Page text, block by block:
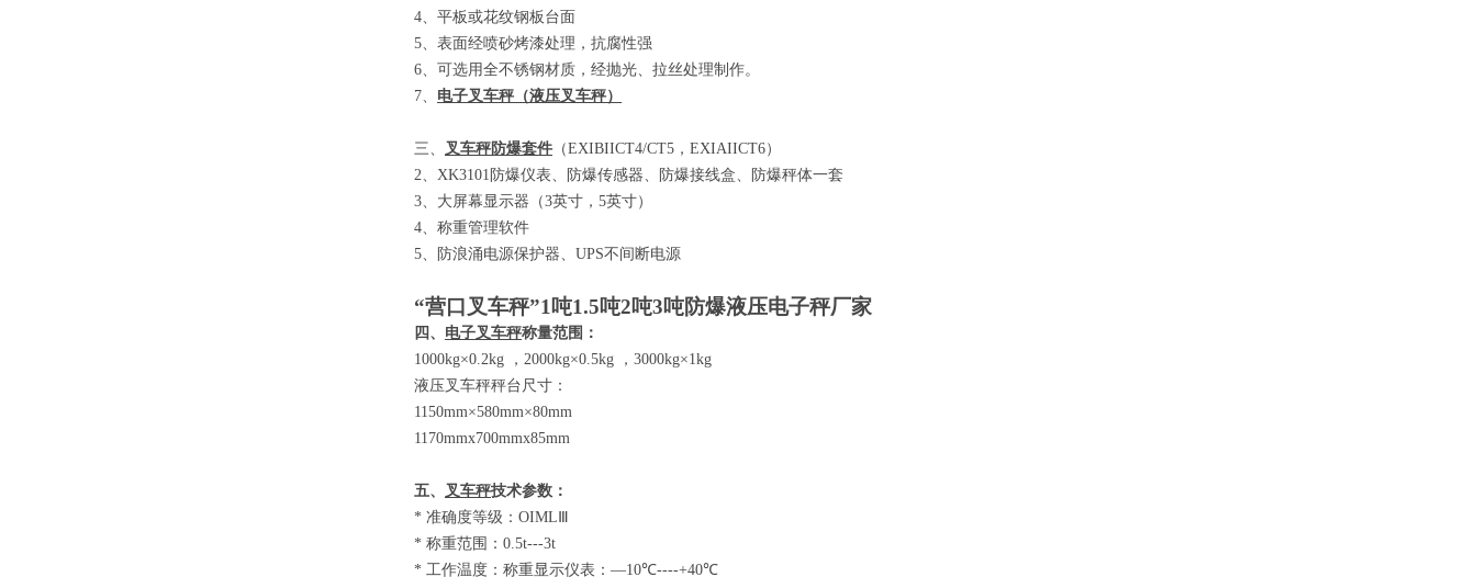
4、平板或花纹钢板台面
5、表面经喷砂烤漆处理，抗腐性强
6、可选用全不锈钢材质，经抛光、拉丝处理制作。
7、 电子叉车秤 （液压叉车秤）
三、 叉车秤防爆套件 （EXIBIICT4/CT5 ， EXIAIICT6）
2、 XK3101 防爆仪表、防爆传感器、防爆接线盒、防爆秤体一套
3、大屏幕显示器 （3英寸， 5英寸）
4、称重管理软件
5、防浪涌电源保护器、 UPS不间断电源
“营口叉车秤”1 吨1.5吨2吨3吨防爆液压电子秤厂家
四、 电子叉车秤称量范围：
1000kg×0.2kg
， 2000kg×0.5kg ， 3000kg×1kg
液压叉车秤秤台尺寸：
1150mm×580mm×80mm
1170mmx700mmx85mm
五、 叉车秤技术参数 ：
* 准确度等级： OIMLⅢ
* 称重范围： 0.5t---3t
* 工作温度：称重显示仪表： —10℃----+40℃